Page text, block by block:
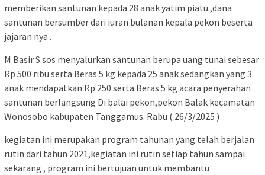
memberikan santunan kepada 28 anak yatim piatu ,dana
santunan bersumber dari iuran bulanan kepala pekon beserta
jajaran nya .
M Basir S.sos menyalurkan santunan berupa uang tunai sebesar
Rp 500 ribu serta Beras 5 kg kepada 25 anak sedangkan yang 3
anak mendapatkan Rp 250 serta Beras 5 kg acara penyerahan
santunan berlangsung Di balai pekon,pekon Balak kecamatan
Wonosobo kabupaten Tanggamus. Rabu ( 26/3/2025 )
kegiatan ini merupakan program tahunan yang telah berjalan
rutin dari tahun 2021,kegiatan ini rutin setiap tahun sampai
sekarang , program ini bertujuan untuk membantu